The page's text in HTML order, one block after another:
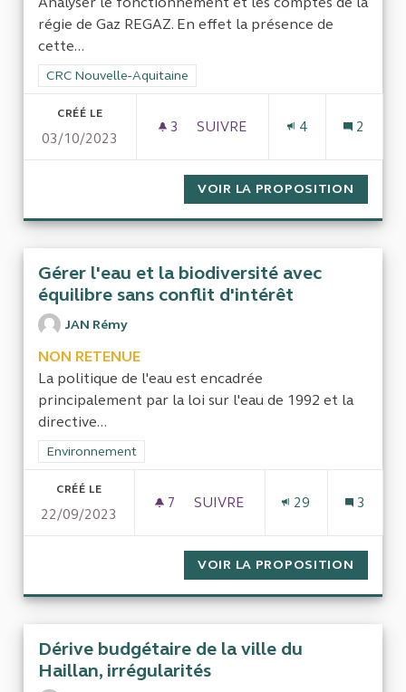
régie de Gaz REGAZ. En effet la présence de
cette...
Filtrer les résultats de la catégorie : CRC Nouvelle-Aquitaine
CRC Nouvelle-Aquitaine
CRÉÉ LE
03/10/2023
3 3 ABONNÉS
SUIVRE
4 2
VOIR LA PROPOSITION
Gérer l'eau et la biodiversité avec
équilibre sans conflit d'intérêt
JAN Rémy
NON RETENUE
La politique de l'eau est encadrée
principalement par la loi sur l'eau de 1992 et la
directive...
Filtrer les résultats de la catégorie : Environnement
Environnement
CRÉÉ LE
22/09/2023
7 7 ABONNÉS
SUIVRE
29 3
VOIR LA PROPOSITION
Dérive budgétaire de la ville du
Haillan, irrégularités